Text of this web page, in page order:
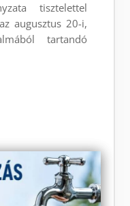
tisztelettel
augusztus 20-i,
tartandó